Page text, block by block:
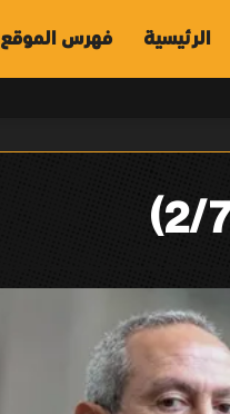
الرئيسية فهرس الموقع